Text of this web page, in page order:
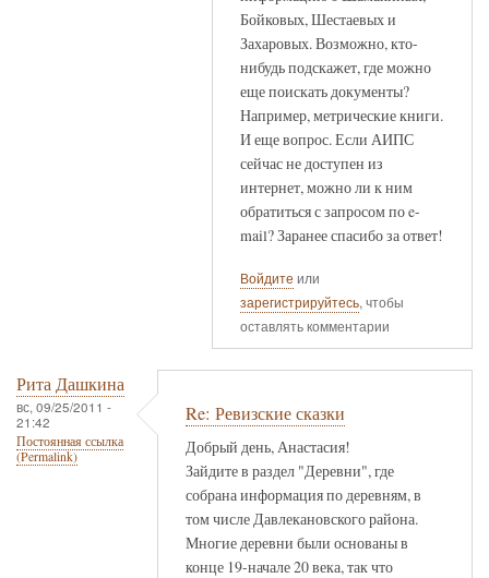
Бойковых, Шестаевых и
Захаровых. Возможно, кто-
нибудь подскажет, где можно
еще поискать документы?
Например, метрические книги.
И еще вопрос. Если АИПС
сейчас не доступен из
интернет, можно ли к ним
обратиться с запросом по e-
mail? Заранее спасибо за ответ!
Войдите или
зарегистрируйтесь, чтобы
оставлять комментарии
Рита Дашкина
вс, 09/25/2011 -
21:42
Постоянная ссылка
(Permalink)
Re: Ревизские сказки
Добрый день, Анастасия!
Зайдите в раздел "Деревни", где
собрана информация по деревням, в
том числе Давлекановского района.
Многие деревни были основаны в
конце 19-начале 20 века, так что